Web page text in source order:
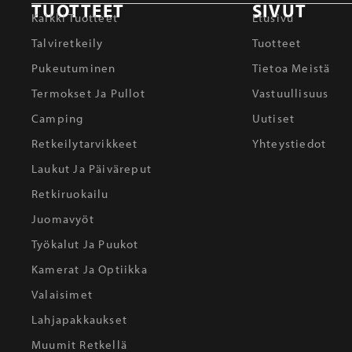
TUOTTEET
Kaikki Tuotteet
Talviretkeily
Pukeutuminen
Termokset Ja Pullot
Camping
Retkeilytarvikkeet
Laukut Ja Päiväreput
Retkiruokailu
Juomavyöt
Työkalut Ja Puukot
Kamerat Ja Optiikka
Valaisimet
Lahjapakkaukset
Muumit Retkellä
SIVUT
Etusivu
Tuotteet
Tietoa Meistä
Vastuullisuus
Uutiset
Yhteystiedot